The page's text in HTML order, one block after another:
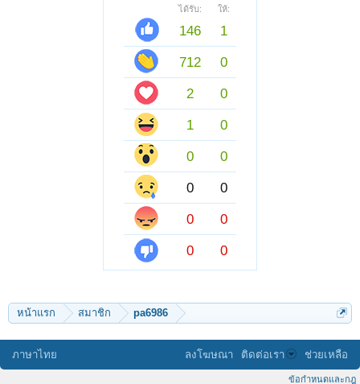
ได้รับ: ให้:
146
1
712
0
2
0
1
0
0
0
0
0
0
0
0
0
หน้าแรก สมาชิก pa6986
ภาษาไทย ลงโฆษณา ติดต่อเรา ช่วยเหลือ
ข้อกำหนดและกฎ